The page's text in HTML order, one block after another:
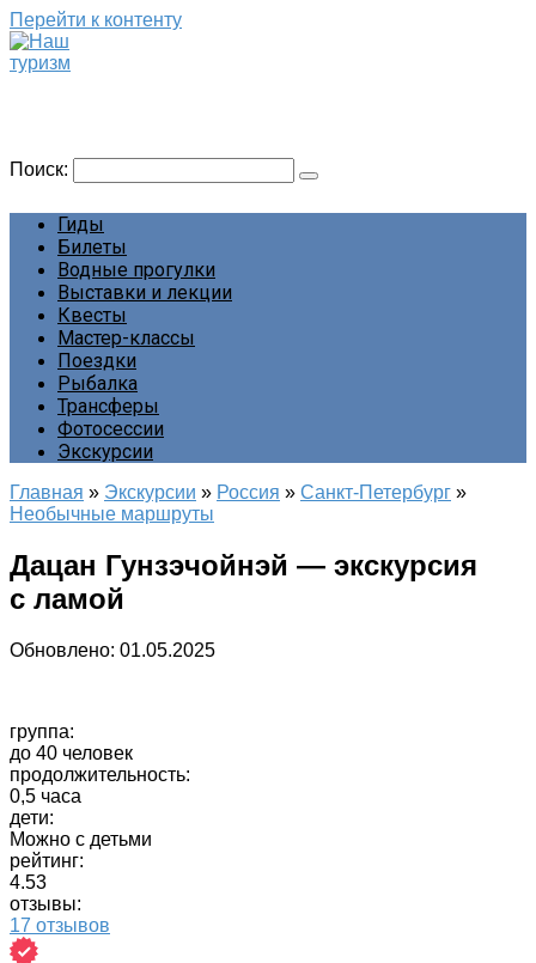
Перейти к контенту
Поиск:
Гиды
Билеты
Водные прогулки
Выставки и лекции
Квесты
Мастер-классы
Поездки
Рыбалка
Трансферы
Фотосессии
Экскурсии
Главная » Экскурсии » Россия » Санкт-Петербург »
Необычные маршруты
Дацан Гунзэчойнэй — экскурсия
с ламой
Обновлено: 01.05.2025
группа:
до 40 человек
продолжительность:
0,5 часа
дети:
Можно с детьми
рейтинг:
4.53
отзывы:
17 отзывов